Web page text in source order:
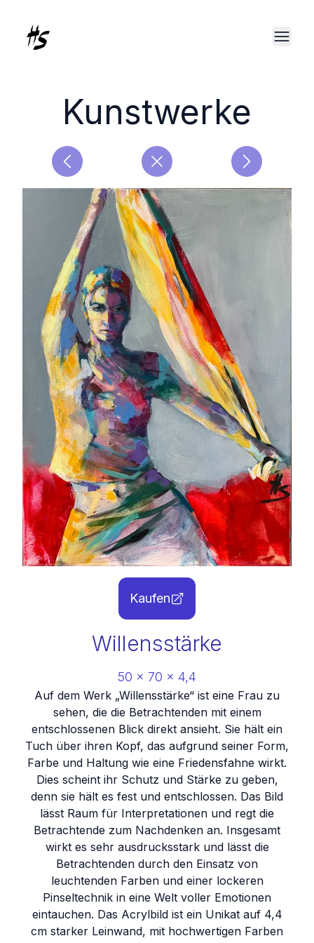
Kunstwerke
Kaufen
Willensstärke
50 x 70 x 4,4
Auf dem Werk „Willensstärke“ ist eine Frau zu
sehen, die die Betrachtenden mit einem
entschlossenen Blick direkt ansieht. Sie hält ein
Tuch über ihren Kopf, das aufgrund seiner Form,
Farbe und Haltung wie eine Friedensfahne wirkt.
Dies scheint ihr Schutz und Stärke zu geben,
denn sie hält es fest und entschlossen. Das Bild
lässt Raum für Interpretationen und regt die
Betrachtende zum Nachdenken an. Insgesamt
wirkt es sehr ausdrucksstark und lässt die
Betrachtenden durch den Einsatz von
leuchtenden Farben und einer lockeren
Pinseltechnik in eine Welt voller Emotionen
eintauchen. Das Acrylbild ist ein Unikat auf 4,4
cm starker Leinwand, mit hochwertigen Farben